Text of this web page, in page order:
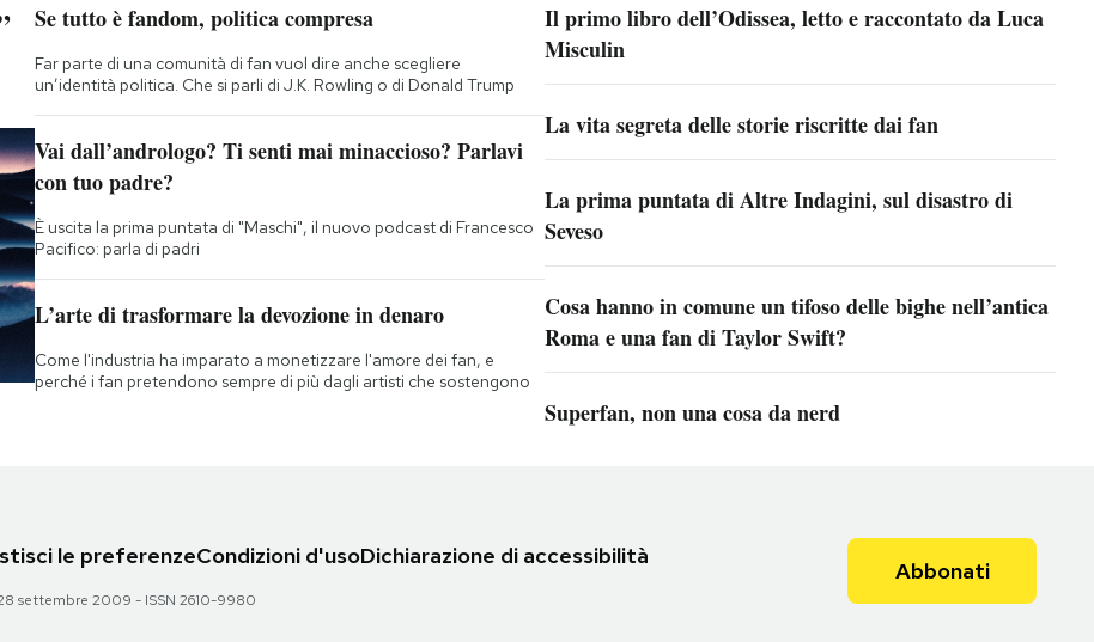
Se tutto è fandom, politica compresa
Far parte di una comunità di fan vuol dire anche scegliere
un’identità politica. Che si parli di J.K. Rowling o di Donald Trump
Vai dall’andrologo? Ti senti mai minaccioso? Parlavi
con tuo padre?
È uscita la prima puntata di "Maschi", il nuovo podcast di Francesco
Pacifico: parla di padri
L’arte di trasformare la devozione in denaro
Come l'industria ha imparato a monetizzare l'amore dei fan, e
perché i fan pretendono sempre di più dagli artisti che sostengono
Il primo libro dell’Odissea, letto e raccontato da Luca
Misculin
La vita segreta delle storie riscritte dai fan
La prima puntata di Altre Indagini, sul disastro di
Seveso
Cosa hanno in comune un tifoso delle bighe nell’antica
Roma e una fan di Taylor Swift?
Superfan, non una cosa da nerd
le preferenzeCondizioni d'usoDichiarazione di accessibilità
settembre 2009 - ISSN 2610-9980
Abbonati